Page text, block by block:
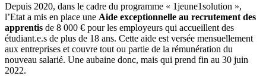
Depuis 2020, dans le cadre du programme « 1jeune1solution »,
l’Etat a mis en place une Aide exceptionnelle au recrutement des
apprentis de 8 000 € pour les employeurs qui accueillent des
étudiant.e.s de plus de 18 ans. Cette aide est versée mensuellement
aux entreprises et couvre tout ou partie de la rémunération du
nouveau salarié. Une aubaine donc, mais qui prend fin au 30 juin
2022.